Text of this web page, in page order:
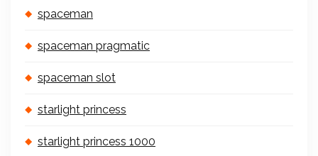
spaceman
spaceman pragmatic
spaceman slot
starlight princess
starlight princess 1000